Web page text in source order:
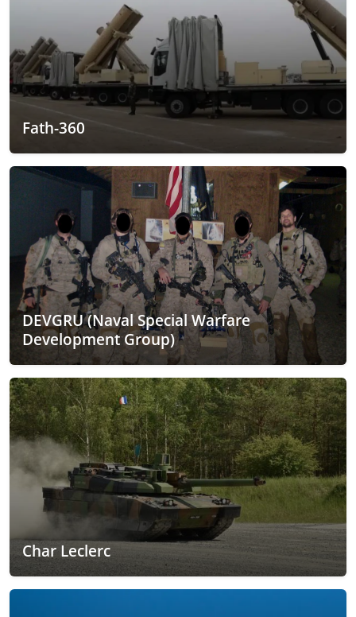
Fath-360
DEVGRU (Naval Special Warfare
Development Group)
Char Leclerc